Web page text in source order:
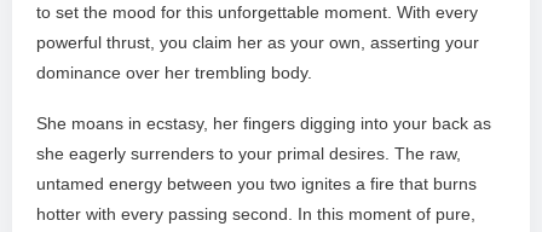
to​ set ​the mood⁤ for this unforgettable moment. With every
powerful thrust, you claim her as your own, asserting your
dominance over her trembling body.
She ⁤moans in ecstasy, her fingers digging⁤ into your ⁢back as
she eagerly surrenders to your primal ‌desires. The raw,
untamed energy between you two ignites a fire that burns
hotter with every passing second. In this moment of ​pure,